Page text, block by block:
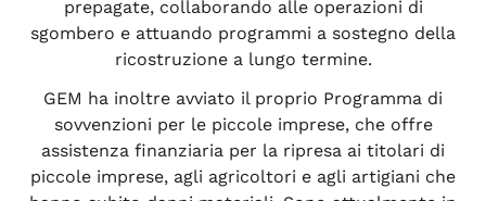
prepagate, collaborando alle operazioni di
sgombero e attuando programmi a sostegno della
ricostruzione a lungo termine.
GEM ha inoltre avviato il proprio Programma di
sovvenzioni per le piccole imprese, che offre
assistenza finanziaria per la ripresa ai titolari di
piccole imprese, agli agricoltori e agli artigiani che